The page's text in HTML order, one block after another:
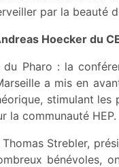
par la beauté
Hoecker du
Pharo : la
a mis en
stimulant
la communauté HEP.
Strebler,
bénévoles,